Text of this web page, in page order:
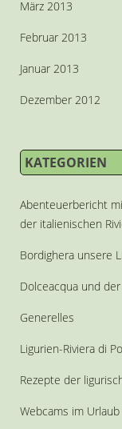
März 2013
Februar 2013
Januar 2013
Dezember 2012
KATEGORIEN
Abenteuerbericht
der italienischen
Bordighera unsere
Dolceacqua und
Generelles
Ligurien-Riviera di
Rezepte der
Webcams im